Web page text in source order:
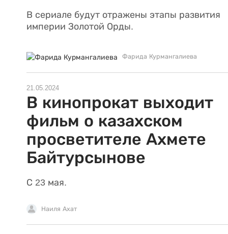
В сериале будут отражены этапы развития
империи Золотой Орды.
Фарида Курмангалиева
21.05.2024
В кинопрокат выходит
фильм о казахском
просветителе Ахмете
Байтурсынове
С 23 мая.
Наиля Ахат